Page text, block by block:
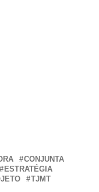
CONJUNTA
ESTRATÉGIA
TJMT